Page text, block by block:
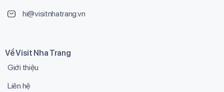
hi@visitnhatrang.vn
Về Visit Nha Trang
Giới thiệu
Liên hệ